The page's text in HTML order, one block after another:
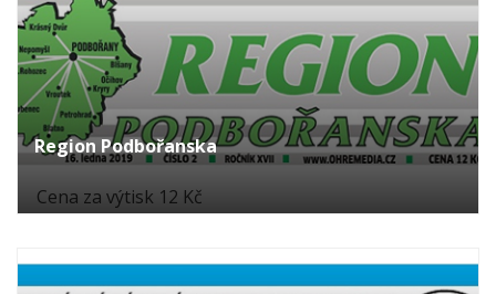
Region Podbořanska
Cena za výtisk 12 Kč